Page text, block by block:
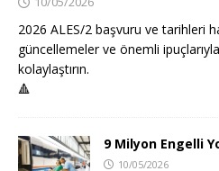
2026 ALES/2 başvuru ve tarihleri
güncellemeler ve önemli ipuçlarıyla
kolaylaştırın.
🔺
9 Milyon Engelli
10/05/2026